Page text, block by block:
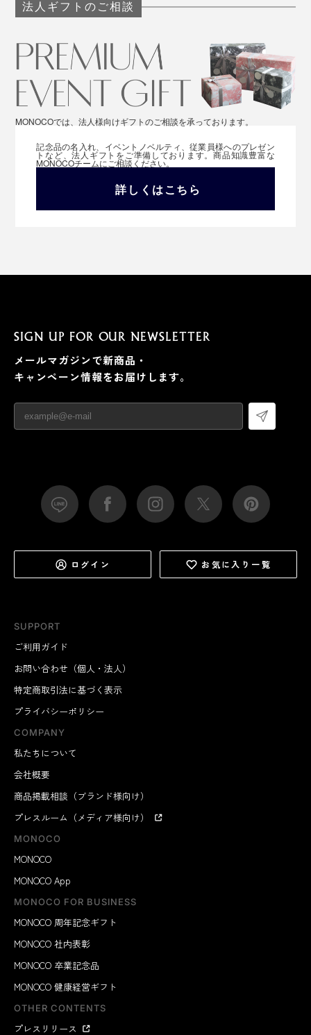
法人ギフトのご相談
MONOCOでは、法人様向けギフトのご相談を承っております。
記念品の名入れ、イベントノベルティ、従業員様へのプレゼン
トなど、法人ギフトをご準備しております。商品知識豊富な
MONOCOチームにご相談ください。
詳しくはこちら
SUPPORT
ご利用ガイド
お問い合わせ（個人・法人）
特定商取引法に基づく表示
プライバシーポリシー
COMPANY
私たちについて
会社概要
商品掲載相談（ブランド様向け）
プレスルーム（メディア様向け）
MONOCO
MONOCO
MONOCO App
MONOCO FOR BUSINESS
MONOCO 周年記念ギフト
MONOCO 社内表彰
MONOCO 卒業記念品
MONOCO 健康経営ギフト
OTHER CONTENTS
プレスリリース
SIGN UP FOR OUR NEWSLETTER
メールマガジンで新商品・
キャンペーン情報をお届けします。
ログイン お気に入り一覧